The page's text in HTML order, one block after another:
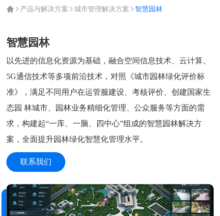
产品与解决方案 城市管理解决方案 智慧园林
智慧园林
以先进的信息化资源为基础，融合空间信息技术、云计算、
5G通信技术等多项前沿技术，对照《城市园林绿化评价标
准》，满足不同用户在运管服建设、考核评价、创建国家生
态园 林城市、园林业务精细化管理、公众服务等方面的需
求，构建起“一库、一脑、四中心”组成的智慧园林解决方
案，全面提升园林绿化智慧化管理水平。
联系我们